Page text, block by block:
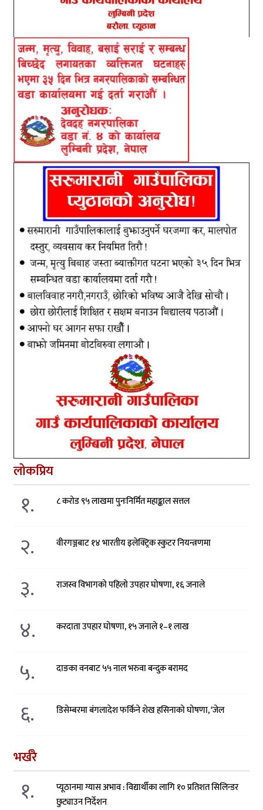
लोकप्रिय
१. ८ करोड ९५ लाखमा पुनःनिर्मित महाङ्काल सत्तल
२. वीरगञ्जबाट १४ भारतीय इलेक्ट्रिक स्कुटर नियन्त्रणमा
३. राजस्व विभागको पहिलो उपहार घोषणा, १६ जनाले
४. करदाता उपहार घोषणा, १५ जनाले १–१ लाख
५. दाङका वनबाट ५५ नाल भरुवा बन्दुक बरामद
६. डिसेम्बरमा बंगलादेश फर्किने शेख हसिनाको घोषणा, ‘जेल
भर्खरै
१.
प्यूठानमा ग्यास अभाव : विद्यार्थीका लागि १० प्रतिशत सिलिन्डर
छुट्याउन निर्देशन